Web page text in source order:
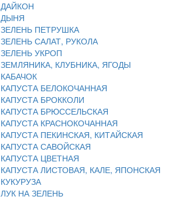
ДАЙКОН
ДЫНЯ
ЗЕЛЕНЬ ПЕТРУШКА
ЗЕЛЕНЬ САЛАТ, РУКОЛА
ЗЕЛЕНЬ УКРОП
ЗЕМЛЯНИКА, КЛУБНИКА, ЯГОДЫ
КАБАЧОК
КАПУСТА БЕЛОКОЧАННАЯ
КАПУСТА БРОККОЛИ
КАПУСТА БРЮССЕЛЬСКАЯ
КАПУСТА КРАСНОКОЧАННАЯ
КАПУСТА ПЕКИНСКАЯ, КИТАЙСКАЯ
КАПУСТА САВОЙСКАЯ
КАПУСТА ЦВЕТНАЯ
КАПУСТА ЛИСТОВАЯ, КАЛЕ, ЯПОНСКАЯ
КУКУРУЗА
ЛУК НА ЗЕЛЕНЬ